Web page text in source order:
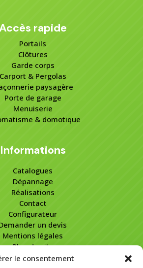
le consentement
rapide
Portails
Clôtures
Garde corps
Carport & Pergolas
paysagère
Porte de garage
Menuiserie
& domotique
Informations
Catalogues
Dépannage
Réalisations
Contact
Configurateur
un devis
Mentions légales
Plan de site